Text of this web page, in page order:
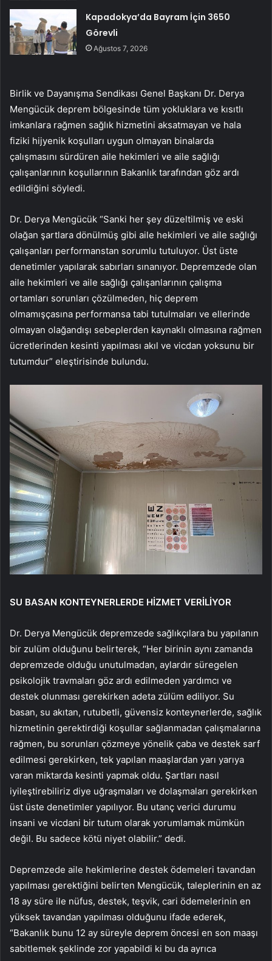
Kapadokya’da Bayram İçin 3650
Görevli
Ağustos 7, 2026
Birlik ve Dayanışma Sendikası Genel Başkanı Dr. Derya
Mengücük deprem bölgesinde tüm yokluklara ve kısıtlı
imkanlara rağmen sağlık hizmetini aksatmayan ve hala
fiziki hijyenik koşulları uygun olmayan binalarda
çalışmasını sürdüren aile hekimleri ve aile sağlığı
çalışanlarının koşullarının Bakanlık tarafından göz ardı
edildiğini söyledi.
Dr. Derya Mengücük “Sanki her şey düzeltilmiş ve eski
olağan şartlara dönülmüş gibi aile hekimleri ve aile sağlığı
çalışanları performanstan sorumlu tutuluyor. Üst üste
denetimler yapılarak sabırları sınanıyor. Depremzede olan
aile hekimleri ve aile sağlığı çalışanlarının çalışma
ortamları sorunları çözülmeden, hiç deprem
olmamışçasına performansa tabi tutulmaları ve ellerinde
olmayan olağandışı sebeplerden kaynaklı olmasına rağmen
ücretlerinden kesinti yapılması akıl ve vicdan yoksunu bir
tutumdur” eleştirisinde bulundu.
SU BASAN KONTEYNERLERDE HİZMET VERİLİYOR
Dr. Derya Mengücük depremzede sağlıkçılara bu yapılanın
bir zulüm olduğunu belirterek, “Her birinin aynı zamanda
depremzede olduğu unutulmadan, aylardır süregelen
psikolojik travmaları göz ardı edilmeden yardımcı ve
destek olunması gerekirken adeta zülüm ediliyor. Su
basan, su akıtan, rutubetli, güvensiz konteynerlerde, sağlık
hizmetinin gerektirdiği koşullar sağlanmadan çalışmalarına
rağmen, bu sorunları çözmeye yönelik çaba ve destek sarf
edilmesi gerekirken, tek yapılan maaşlardan yarı yarıya
varan miktarda kesinti yapmak oldu. Şartları nasıl
iyileştirebiliriz diye uğraşmaları ve dolaşmaları gerekirken
üst üste denetimler yapılıyor. Bu utanç verici durumu
insani ve vicdani bir tutum olarak yorumlamak mümkün
değil. Bu sadece kötü niyet olabilir.” dedi.
Depremzede aile hekimlerine destek ödemeleri tavandan
yapılması gerektiğini belirten Mengücük, taleplerinin en az
18 ay süre ile nüfus, destek, teşvik, cari ödemelerinin en
yüksek tavandan yapılması olduğunu ifade ederek,
“Bakanlık bunu 12 ay süreyle deprem öncesi en son maaşı
sabitlemek şeklinde zor yapabildi ki bu da ayrıca